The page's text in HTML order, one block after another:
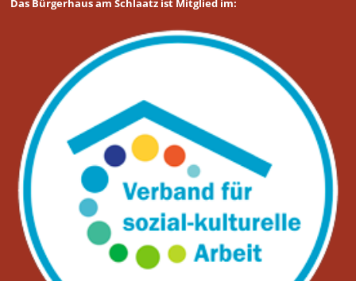
Das Bürgerhaus am Schlaatz ist Mitglied im: